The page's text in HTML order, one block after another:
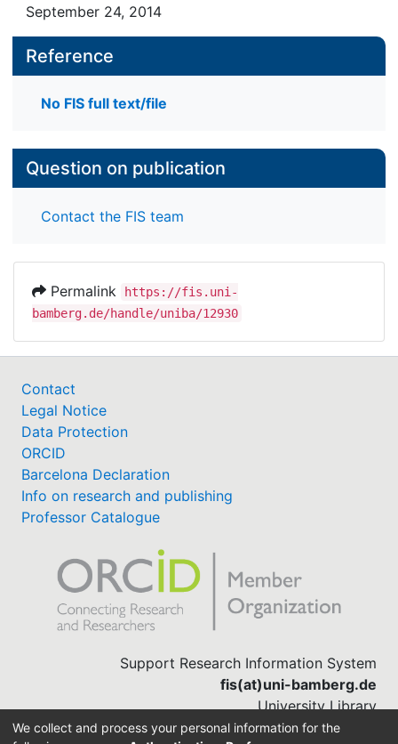
September 24, 2014
Reference
No FIS full text/file
Question on publication
Contact the FIS team
Permalink
https://fis.uni-
bamberg.de/handle/uniba/12930
Contact
Legal Notice
Data Protection
ORCID
Barcelona Declaration
Info on research and publishing
Professor Catalogue
Support Research Information System
fis(at)uni-bamberg.de
University Library
(0951) 863-1568
We collect and process your personal information for the